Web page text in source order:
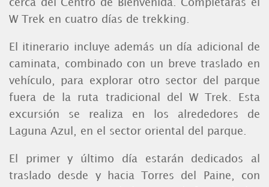
cerca del Centro de Bienvenida. Completarás el
W Trek en cuatro días de trekking.
El itinerario incluye además un día adicional de
caminata, combinado con un breve traslado en
vehículo, para explorar otro sector del parque
fuera de la ruta tradicional del W Trek. Esta
excursión se realiza en los alrededores de
Laguna Azul, en el sector oriental del parque.
El primer y último día estarán dedicados al
traslado desde y hacia Torres del Paine, con